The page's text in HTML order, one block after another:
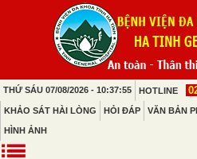
THỨ SÁU 07/08/2026 - 10:37:55 HOTLINE
KHẢO SÁT HÀI LÒNG HỎI ĐÁP VĂN BẢN
HÌNH ẢNH